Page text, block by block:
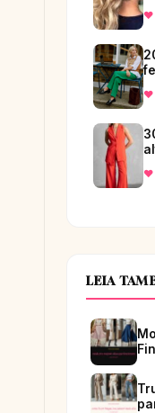
♥
♥
♥
LEIA